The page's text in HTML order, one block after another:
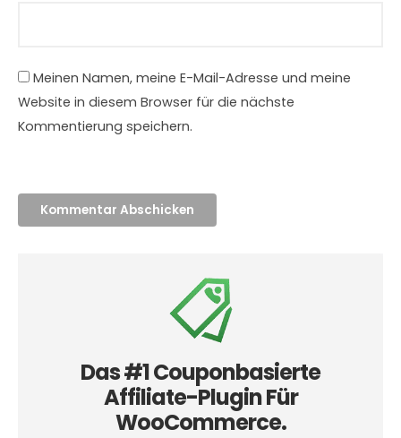
Meinen Namen, meine E-Mail-Adresse und meine
Website in diesem Browser für die nächste
Kommentierung speichern.
Das #1 Couponbasierte
Affiliate-Plugin Für
WooCommerce.